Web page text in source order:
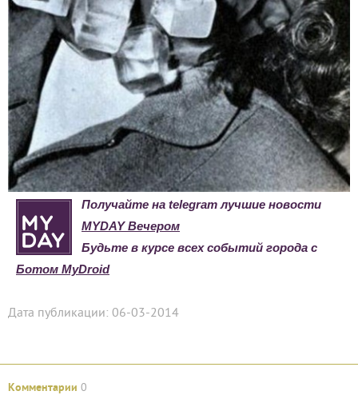
Получайте на telegram лучшие новости
MYDAY Вечером
Будьте в курсе всех событий города с
Ботом MyDroid
Дата публикации: 06-03-2014
Комментарии 0